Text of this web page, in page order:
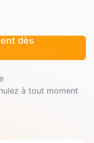
dès
à tout moment